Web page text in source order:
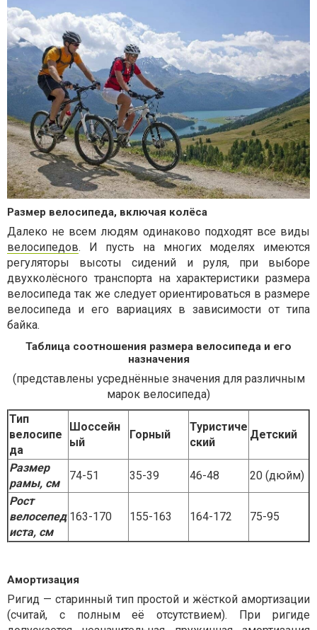
Размер велосипеда, включая колёса
Далеко не всем людям одинаково подходят все виды
велосипедов. И пусть на многих моделях имеются
регуляторы высоты сидений и руля, при выборе
двухколёсного транспорта на характеристики размера
велосипеда так же следует ориентироваться в размере
велосипеда и его вариациях в зависимости от типа
байка.
Таблица соотношения размера велосипеда и его
назначения
(представлены усреднённые значения для различным
марок велосипеда)
Тип
велосипе
да
Шоссейн
ый
Горный
Туристиче
ский
Детский
Размер
рамы, см
74-51 35-39 46-48
20 (дюйм)
Рост
велосепед
иста, см
163-170 155-163 164-172 75-95
Амортизация
Ригид — старинный тип простой и жёсткой амортизации
(считай, с полным её отсутствием). При ригиде